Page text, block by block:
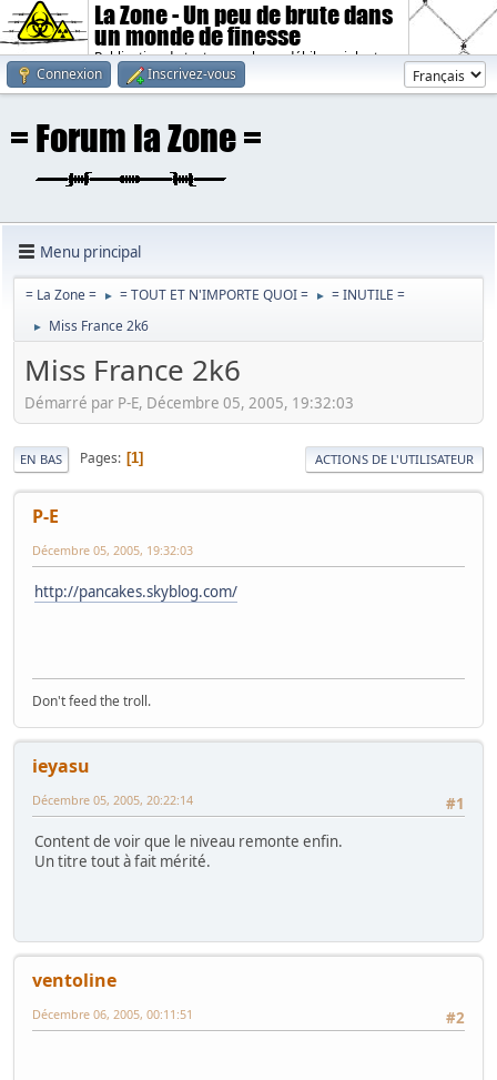
La Zone - Un peu de brute dans
un monde de finesse
Publication de textes sombres, débiles, violents.
Connexion
Inscrivez-vous
Menu principal
= La Zone = ► = TOUT ET N'IMPORTE QUOI = ► = INUTILE =
► Miss France 2k6
Miss France 2k6
Démarré par P-E, Décembre 05, 2005, 19:32:03
EN BAS Pages 1 ACTIONS DE L'UTILISATEUR
P-E
Décembre 05, 2005, 19:32:03
http://pancakes.skyblog.com/
Don't feed the troll.
ieyasu
#1
Décembre 05, 2005, 20:22:14
Content de voir que le niveau remonte enfin.
Un titre tout à fait mérité.
ventoline
#2
Décembre 06, 2005, 00:11:51